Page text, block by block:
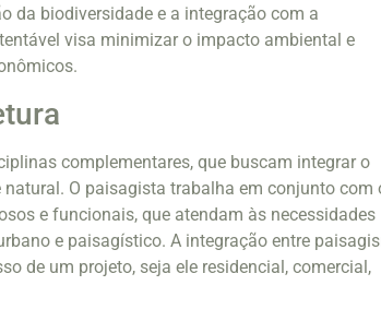
da biodiversidade e a integração com a
visa minimizar o impacto ambiental e
complementares, que buscam integrar o
O paisagista trabalha em conjunto com
e funcionais, que atendam às necessidades
e paisagístico. A integração entre
de um projeto, seja ele residencial, comercial,